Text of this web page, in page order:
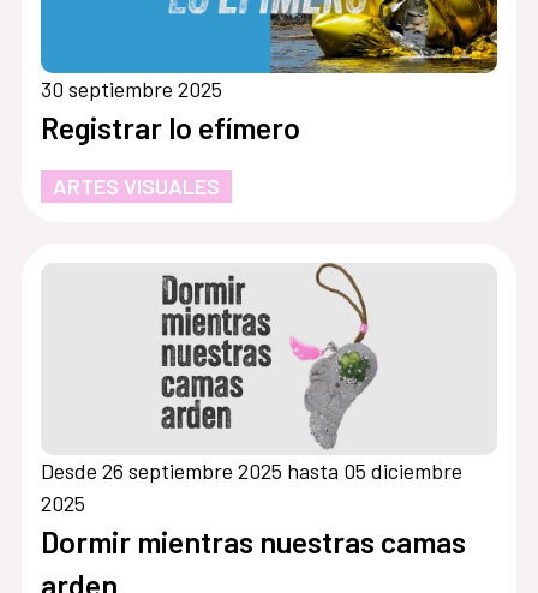
30 septiembre 2025
Registrar lo efímero
ARTES VISUALES
Desde 26 septiembre 2025 hasta 05 diciembre
2025
Dormir mientras nuestras camas
arden